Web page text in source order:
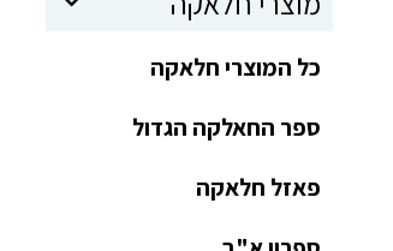
כל המוצרי חלאקה
ספר החאלקה הגדול
פאזל חלאקה